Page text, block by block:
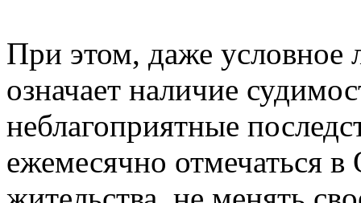
При этом, даже условное
означает наличие
неблагоприятные
ежемесячно отмечаться